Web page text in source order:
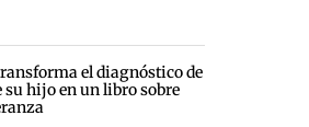
el diagnóstico de
hijo en un libro sobre